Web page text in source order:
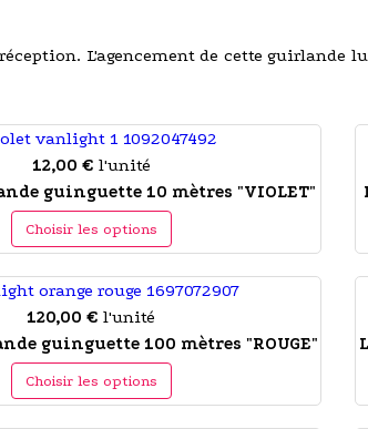
L'agencement de cette guirlande
12,00 € l'unité
guinguette 10 mètres "VIOLET"
Choisir les options
120,00 € l'unité
guinguette 100 mètres "ROUGE"
Choisir les options